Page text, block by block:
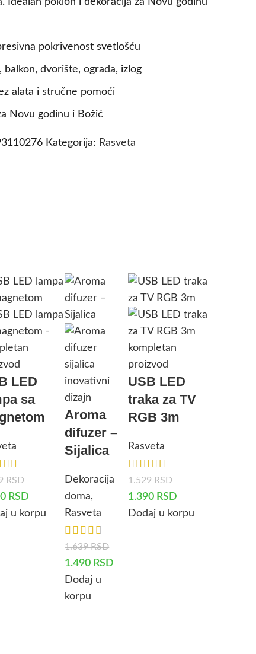
pokrivenost svetlošću
balkon, dvorište, ograda, izlog
alata i stručne pomoći
Novu godinu i Božić
Kategorija: Rasveta
LED
sa
RSD
RSD
u korpu
Aroma
difuzer –
Sijalica
Dekoracija
doma,
Rasveta
1.639RSD
1.490 RSD
Dodaj u
korpu
USB LED
traka za TV
RGB 3m
Rasveta
1.529RSD
1.390 RSD
Dodaj u korpu